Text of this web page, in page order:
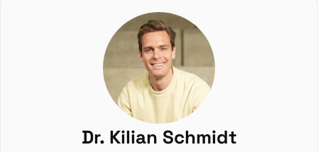
Dr. Kilian Schmidt